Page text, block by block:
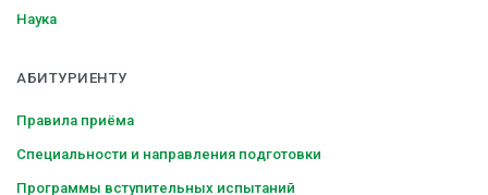
Наука
АБИТУРИЕНТУ
Правила приёма
Специальности и направления подготовки
Программы вступительных испытаний